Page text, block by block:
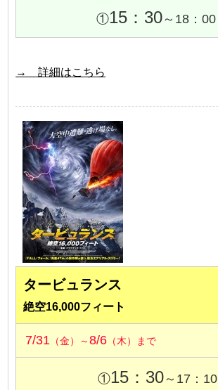
①15：30～18：00
→ 詳細はこちら
タービュランス
絶空16,000フィート
7/31 （金）～8/6 （木）まで
①15：30～17：10